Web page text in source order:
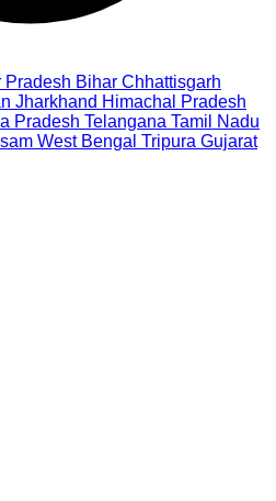
Pradesh Bihar Chhattisgarh
Jharkhand Himachal Pradesh
Pradesh Telangana Tamil Nadu
West Bengal Tripura Gujarat